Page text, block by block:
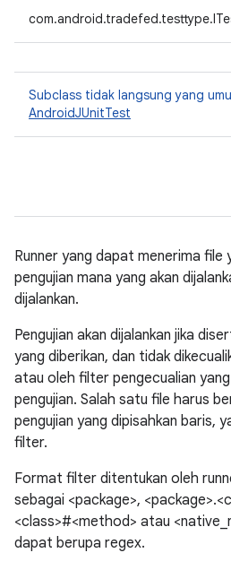
Subclass tidak langsung yang
AndroidJUnitTest
Runner yang dapat menerima file
pengujian mana yang akan
dijalankan.
Pengujian akan dijalankan jika
yang diberikan, dan tidak
atau oleh filter pengecualian
pengujian. Salah satu file harus
pengujian yang dipisahkan baris,
filter.
Format filter ditentukan oleh
sebagai <package>,
<class>#<method> atau
dapat berupa regex.